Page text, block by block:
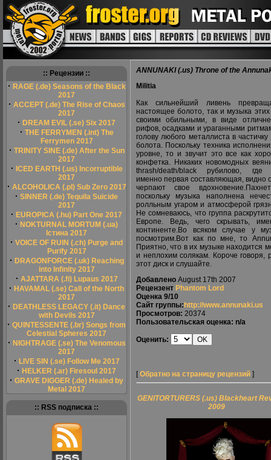
:: Рецензии ::
· RAGE (.de) Seasons of the Black
2017
· ACCEPT (.de) The Rise of Chaos
2017
· DREAM EVIL (.se) Six 2017
· THE FERRYMEN (.int) The
Ferrymen 2017
· TRINITY SINE (.de) After the Sun
2017
· ICED EARTH (.us) Incorruptible
2017
· ALCOHOLICA (.pl) Sub Zero 2017
· SINNER (.de) Tequila Suicide
2017
· EUROPICA (.hu) Part One 2017
· NOKTURNAL MORTUM (.ua)
Істина 2017
· VOICE OF RUIN (.ch) Purge and
Purify 2017
· DRAGONFORCE (.uk) Reaching
into Infinity 2017
· AJATTARA (.fi) Lupaus 2017
· HAVAMAL (.se) Call of the North
2017
· DEATHLESS LEGACY (.it) Dance
with Devils 2017
· QUINTESSENTE (.br) Songs from
Celestial Spheres 2017
· NIGHTRAGE (.se) The Venomous
2017
· LIVE SIN (.se) Follow Me 2017
· HELKER (.ar) Firesoul 2017
· GRAVE DIGGER (.de) Healed by
Metal 2017
:: RSS подписка ::
ANNUNAKI (.us) Throne of the
Militia
Как сильнейший ливень
настоящее болото, так и музыка
своими обильными, в виде
рифов, осадками и ураганными
голову любого металлиста в частичку
болота. Поскольку техника
уровне, то и звучит это все как
конфетка. Никаких новомодных
thrash/death/black рубилово, где
именно первая составляющая, видно
черпают свое
поскольку музыка наполнена
ролльным угаром и атмосферой
Не сомневаюсь, что группа
Европе. Ведь, чего скрывать,
континенте.Во всяком случае у
посмотрим.Вот как по мне, то
Приятно, что в их музыке
и неплохим солякам. Короче говоря,
этот диск и слушайте.
Добавлено August 17th 2007
Рецензент Phantom Lord
Оценка 9/10
Сайт группы: http://www.annunaki.us
Просмотров: 20374
Пользовательская оценка: n/a
Оценить:
[Обратно на страницу рецензий ]
GENITORTURERS (.us) Blackheart
2009